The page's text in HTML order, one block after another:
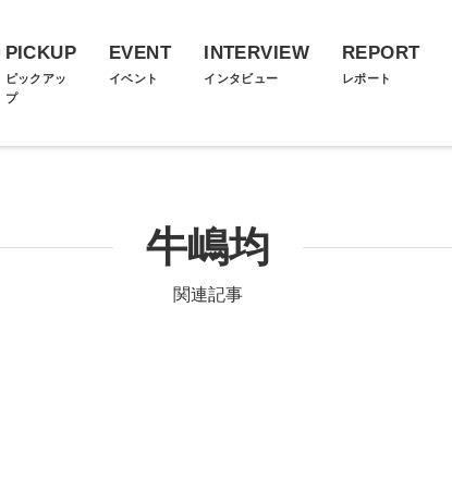
PICKUP
ピックアッ
プ
EVENT
イベント
INTERVIEW
インタビュー
REPORT
レポート
牛嶋均
関連記事